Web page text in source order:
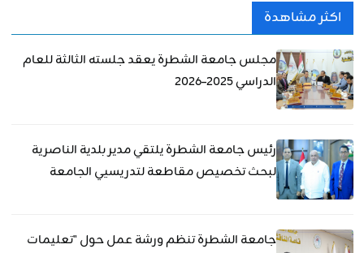
اكثر مشاهدة
مجلس جامعة الشطرة يعقد جلسته الثالثة للعام
الدراسي 2025–2026
رئيس جامعة الشطرة يلتقي مدير بلدية الناصرية
لبحث تخصيص مقاطعة لتدريسيي الجامعة
جامعة الشطرة تنظم ورشة عمل حول "تعليمات